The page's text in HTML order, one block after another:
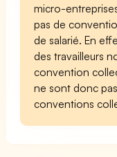
micro-
pas de
de salarié. En
des travailleurs
convention
ne sont donc
conventions